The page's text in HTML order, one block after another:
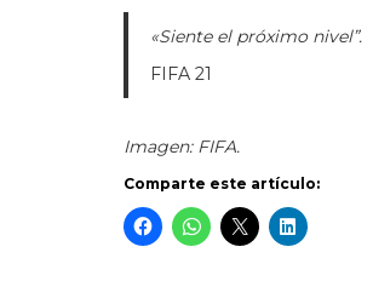
«Siente el próximo nivel”.
FIFA 21
Imagen: FIFA.
Comparte este artículo: